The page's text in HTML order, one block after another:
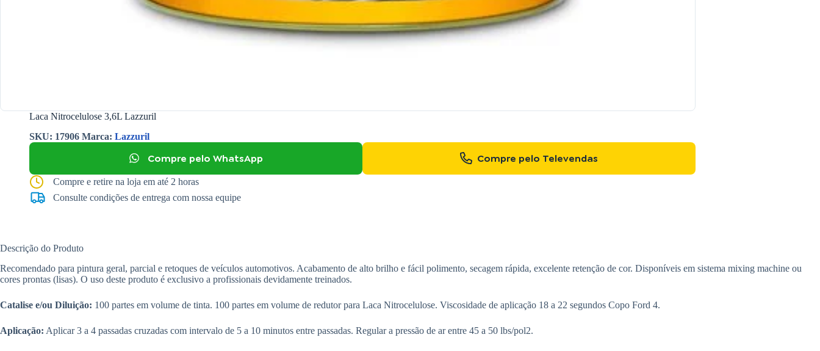
Laca Nitrocelulose 3,6L Lazzuril
SKU: 17906 Marca: Lazzuril
Compre pelo WhatsApp Compre pelo Televendas
Compre e retire na loja em até 2 horas
Consulte condições de entrega com nossa equipe
Descrição do Produto
Recomendado para pintura geral, parcial e retoques de veículos automotivos. Acabamento de alto brilho e fácil polimento, secagem rápida, excelente retenção de cor. Disponíveis em sistema mixing machine ou
cores prontas (lisas). O uso deste produto é exclusivo a profissionais devidamente treinados.
Catalise e/ou Diluição: 100 partes em volume de tinta. 100 partes em volume de redutor para Laca Nitrocelulose. Viscosidade de aplicação 18 a 22 segundos Copo Ford 4.
Aplicação: Aplicar 3 a 4 passadas cruzadas com intervalo de 5 a 10 minutos entre passadas. Regular a pressão de ar entre 45 a 50 lbs/pol2.